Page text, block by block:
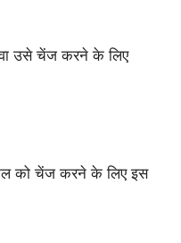
उसे चेंज करने के लिए
को चेंज करने के लिए इस